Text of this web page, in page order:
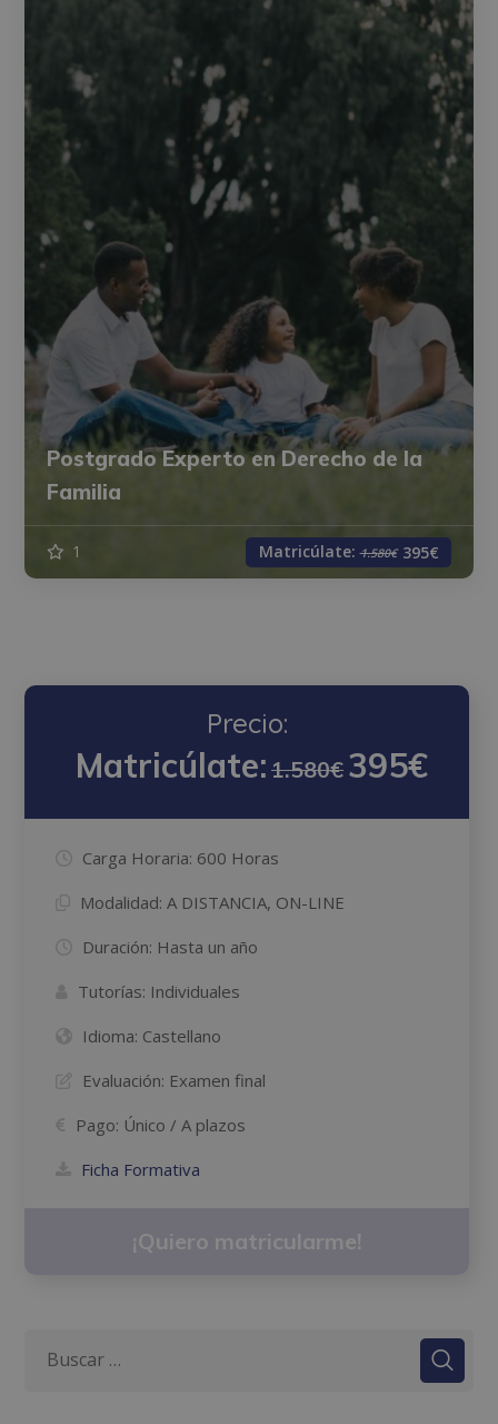
Postgrado Experto en Derecho de la
Familia
1 Matricúlate:1.580€ 395€
Precio:
Matricúlate:1.580€ 395€
Carga Horaria: 600 Horas
Modalidad: A DISTANCIA, ON-LINE
Duración: Hasta un año
Tutorías: Individuales
Idioma: Castellano
Evaluación: Examen final
Pago: Único / A plazos
Ficha Formativa
¡Quiero matricularme!